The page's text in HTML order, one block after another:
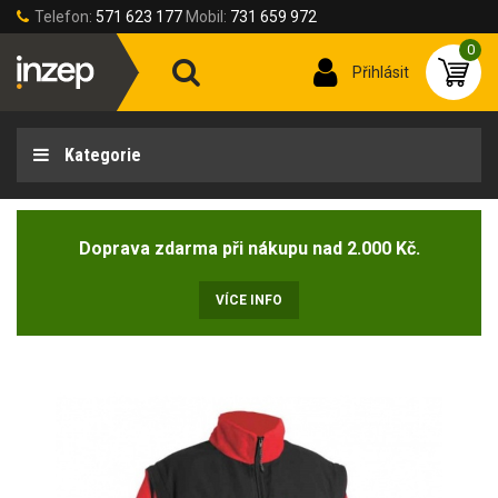
Telefon: 571 623 177 Mobil: 731 659 972
Přihlásit
0
Kategorie
Doprava zdarma při nákupu nad 2.000 Kč.
VÍCE INFO